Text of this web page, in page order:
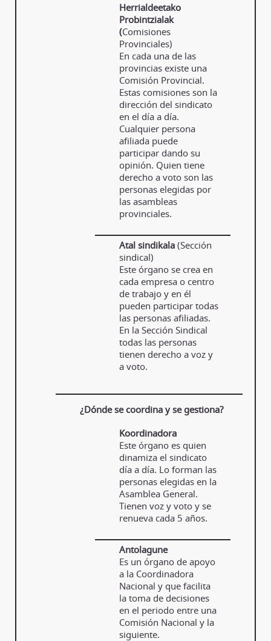
Herrialdeetako
Probintzialak
(Comisiones
Provinciales)
En cada una de las
provincias existe una
Comisión Provincial.
Estas comisiones son la
dirección del sindicato
en el día a día.
Cualquier persona
afiliada puede
participar dando su
opinión. Quien tiene
derecho a voto son las
personas elegidas por
las asambleas
provinciales.
Atal sindikala (Sección
sindical)
Este órgano se crea en
cada empresa o centro
de trabajo y en él
pueden participar todas
las personas afiliadas.
En la Sección Sindical
todas las personas
tienen derecho a voz y
a voto.
¿Dónde se coordina y se gestiona?
Koordinadora
Este órgano es quien
dinamiza el sindicato
día a día. Lo forman las
personas elegidas en la
Asamblea General.
Tienen voz y voto y se
renueva cada 5 años.
Antolagune
Es un órgano de apoyo
a la Coordinadora
Nacional y que facilita
la toma de decisiones
en el periodo entre una
Comisión Nacional y la
siguiente.